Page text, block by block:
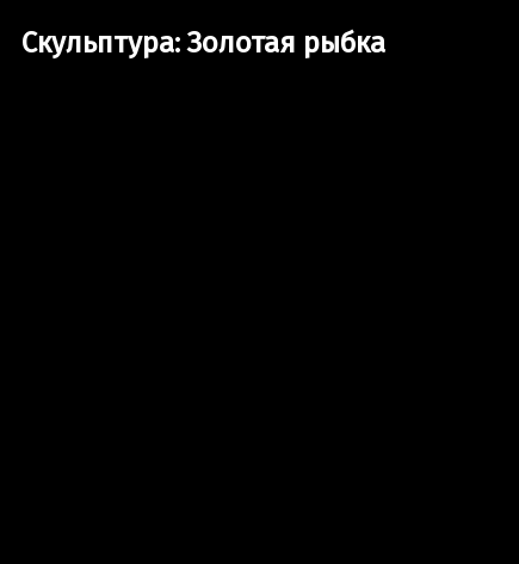
Скульптура: Золотая рыбка